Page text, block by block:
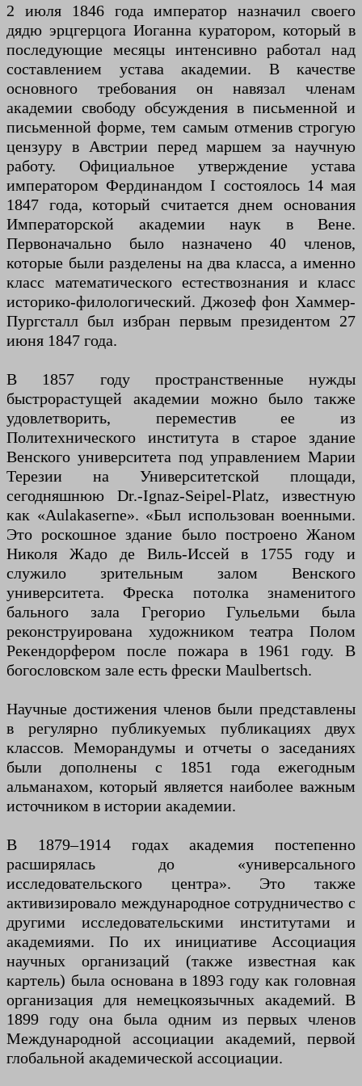
2 июля 1846 года император назначил своего
дядю эрцгерцога Иоганна куратором, который в
последующие месяцы интенсивно работал над
составлением устава академии. В качестве
основного требования он навязал членам
академии свободу обсуждения в письменной и
письменной форме, тем самым отменив строгую
цензуру в Австрии перед маршем за научную
работу. Официальное утверждение устава
императором Фердинандом I состоялось 14 мая
1847 года, который считается днем ​​основания
Императорской академии наук в Вене.
Первоначально было назначено 40 членов,
которые были разделены на два класса, а именно
класс математического естествознания и класс
историко-филологический. Джозеф фон Хаммер-
Пургсталл был избран первым президентом 27
июня 1847 года.
В 1857 году пространственные нужды
быстрорастущей академии можно было также
удовлетворить, переместив ее из
Политехнического института в старое здание
Венского университета под управлением Марии
Терезии на Университетской площади,
сегодняшнюю Dr.-Ignaz-Seipel-Platz, известную
как «Aulakaserne». «Был использован военными.
Это роскошное здание было построено Жаном
Николя Жадо де Виль-Иссей в 1755 году и
служило зрительным залом Венского
университета. Фреска потолка знаменитого
бального зала Грегорио Гульельми была
реконструирована художником театра Полом
Рекендорфером после пожара в 1961 году. В
богословском зале есть фрески Maulbertsch.
Научные достижения членов были представлены
в регулярно публикуемых публикациях двух
классов. Меморандумы и отчеты о заседаниях
были дополнены с 1851 года ежегодным
альманахом, который является наиболее важным
источником в истории академии.
В 1879–1914 годах академия постепенно
расширялась до «универсального
исследовательского центра». Это также
активизировало международное сотрудничество с
другими исследовательскими институтами и
академиями. По их инициативе Ассоциация
научных организаций (также известная как
картель) была основана в 1893 году как головная
организация для немецкоязычных академий. В
1899 году она была одним из первых членов
Международной ассоциации академий, первой
глобальной академической ассоциации.